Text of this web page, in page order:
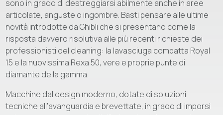
sono in grado di destreggiarsi abilmente anche in aree
articolate, anguste o ingombre. Basti pensare alle ultime
novità introdotte da Ghibli che si presentano come la
risposta davvero risolutiva alle più recenti richieste dei
professionisti del cleaning: la lavasciuga compatta Royal
15 e la nuovissima Rexa 50, vere e proprie punte di
diamante della gamma.
Macchine dal design moderno, dotate di soluzioni
tecniche all’avanguardia e brevettate, in grado di imporsi